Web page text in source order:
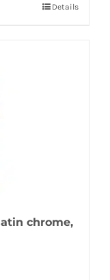
Details
chrome,